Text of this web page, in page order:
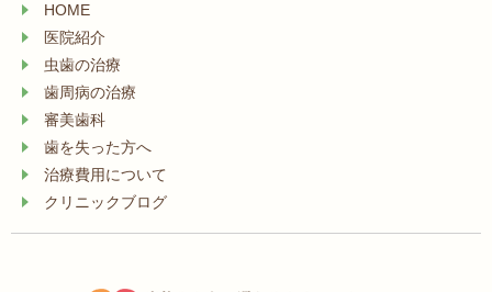
HOME
医院紹介
虫歯の治療
歯周病の治療
審美歯科
歯を失った方へ
治療費用について
クリニックブログ